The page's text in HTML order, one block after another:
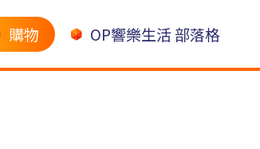
購物 OP響樂生活 部落格